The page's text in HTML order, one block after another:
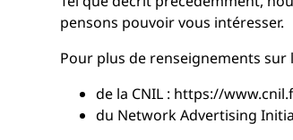
pensons pouvoir vous intéresser.
Pour plus de renseignements
de la CNIL : https://
du Network Advertising